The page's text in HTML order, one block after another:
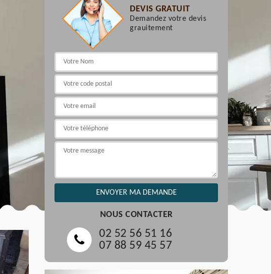
DEVIS GRATUIT
Demandez votre devis
grauitement
NOUS CONTACTER
02 52 56 51 16
07 88 59 45 57